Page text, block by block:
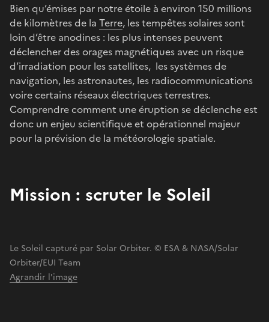
Bien qu’émises par notre étoile à environ 150 millions
de kilomètres de la Terre, les tempêtes solaires sont
loin d’être anodines : les plus intenses peuvent
déclencher des orages magnétiques avec un risque
d’irradiation pour les satellites, les systèmes de
navigation, les astronautes, les radiocommunications
voire certains réseaux électriques terrestres.
Comprendre comment une éruption se déclenche est
donc un enjeu scientifique et opérationnel majeur
pour la prévision de la météorologie spatiale.
Mission : scruter le Soleil
Le Soleil capturé par Solar Orbiter. © ESA & NASA/Solar
Orbiter/EUI Team
Agrandir l'image